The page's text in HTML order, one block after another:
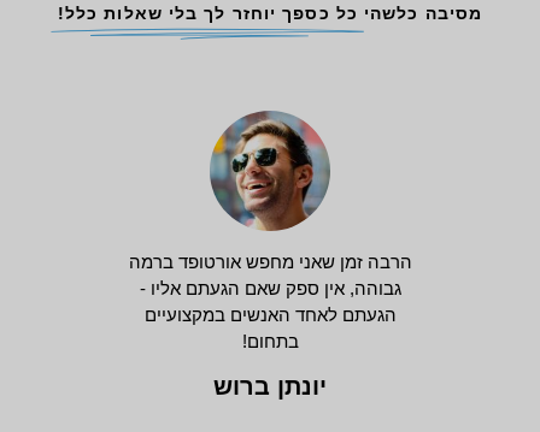
מסיבה כלשהי כל כספך יוחזר לך בלי שאלות כלל!
הרבה זמן שאני מחפש אורטופד ברמה
גבוהה, אין ספק שאם הגעתם אליו -
הגעתם לאחד האנשים במקצועיים
בתחום!
יונתן ברוש